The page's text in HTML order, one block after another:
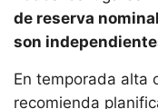
de reserva nominal
son
En temporada alta
recomienda